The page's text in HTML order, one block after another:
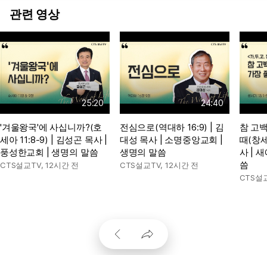
관련 영상
25:20
'겨울왕국'에 사십니까?(호
세아 11:8-9) | 김성곤 목사 |
풍성한교회 | 생명의 말씀
CTS설교TV,12시간 전
24:40
전심으로(역대하 16:9) | 김
대성 목사 | 소명중앙교회 |
생명의 말씀
CTS설교TV,12시간 전
참 고
때(창
사 | 새
씀
CTS설